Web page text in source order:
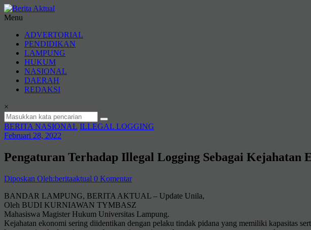
Lompat
ke
Aktual
terpercaya
Menu
ADVERTORIAL
PENDIDIKAN
LAMPUNG
HUKUM
NASIONAL
DAERAH
REDAKSI
×
BERITA NASIONAL ILLEGAL LOGGING
Februari 28, 2022
Pengaturan Terhadap Illegal Logging Sebagai Kejahatan
Diposkan Oleh:beritaaktual 0 Komentar
BANDAR LAMPUNG, BERITA AKTUAL – Update Unila,
Oleh BUDI KURNIAWAN TYMBASZ
Mahasiswa Magister Hukum Universitas Lampung.
Kejahatan ekonomi sering diidentikan dengan pelaku tindak pidana yang memiliki kapasitas